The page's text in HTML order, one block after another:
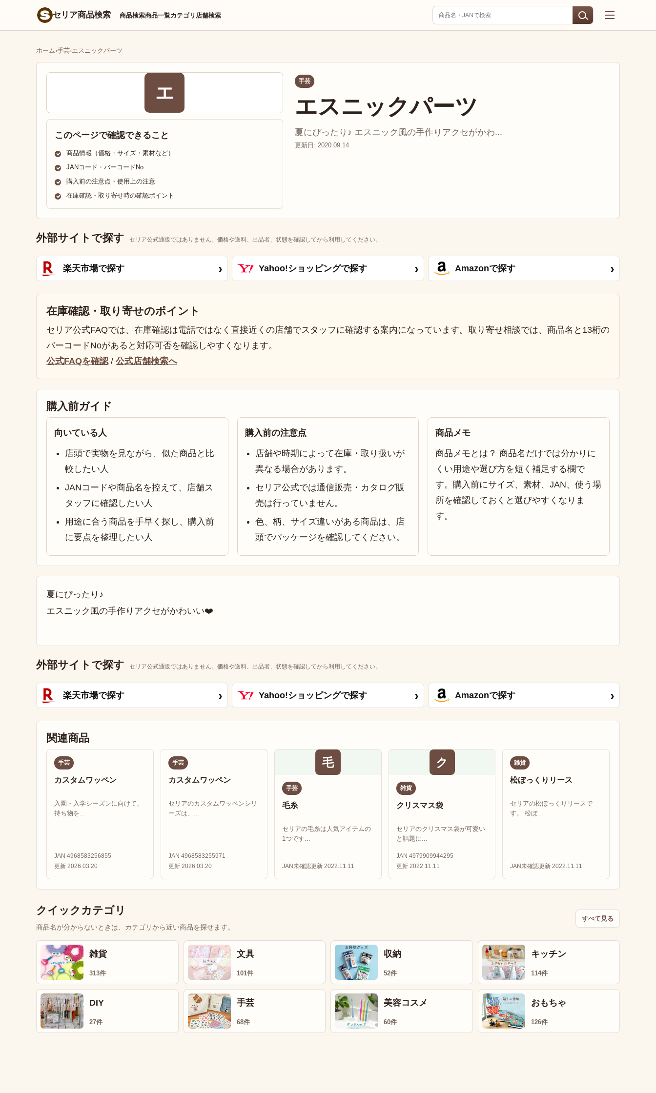
セリア商品検索 商品検索商品一覧カテゴリ 店舗検索
ホーム›手芸›エスニックパーツ
エ
このページで確認できること
商品情報（価格・サイズ・素材など）
JANコード・バーコードNo
購入前の注意点・使用上の注意
在庫確認・取り寄せ時の確認ポイント
手芸
エスニックパーツ
夏にぴったり♪ エスニック風の手作りアクセがかわ...
更新日: 2020.09.14
外部サイトで探す セリア公式通販ではありません。価格や送料、出品者、状態を確認してから利用してください。
楽天市場で探す › Yahoo!ショッピングで探す › Amazonで探す ›
在庫確認・取り寄せのポイント
セリア公式FAQでは、在庫確認は電話ではなく直接近くの店舗でスタッフに確認する案内になっています。取り寄せ相談では、商品名と13桁の
バーコードNoがあると対応可否を確認しやすくなります。
公式FAQを確認/ 公式店舗検索へ
購入前ガイド
向いている人
店頭で実物を見ながら、似た商品と比
較したい人
JANコードや商品名を控えて、店舗ス
タッフに確認したい人
用途に合う商品を手早く探し、購入前
に要点を整理したい人
購入前の注意点
店舗や時期によって在庫・取り扱いが
異なる場合があります。
セリア公式では通信販売・カタログ販
売は行っていません。
色、柄、サイズ違いがある商品は、店
頭でパッケージを確認してください。
商品メモ
商品メモとは？ 商品名だけでは分かりに
くい用途や選び方を短く補足する欄で
す。購入前にサイズ、素材、JAN、使う場
所を確認しておくと選びやすくなりま
す。
夏にぴったり♪
エスニック風の手作りアクセがかわいい❤️
外部サイトで探す セリア公式通販ではありません。価格や送料、出品者、状態を確認してから利用してください。
楽天市場で探す › Yahoo!ショッピングで探す › Amazonで探す ›
関連商品
手芸
カスタムワッペン
入園・入学シーズンに向けて、
持ち物を...
JAN 4968583256855
更新 2026.03.20
手芸
カスタムワッペン
セリアのカスタムワッペンシリ
ーズは、...
JAN 4968583255971
更新 2026.03.20
毛
手芸
毛糸
セリアの毛糸は人気アイテムの
1つです...
JAN未確認更新 2022.11.11
ク
雑貨
クリスマス袋
セリアのクリスマス袋が可愛い
と話題に...
JAN 4979909944295
更新 2022.11.11
雑貨
松ぼっくりリース
セリアの松ぼっくりリースで
す。 松ぼ...
JAN未確認更新 2022.11.11
クイックカテゴリ
商品名が分からないときは、カテゴリから近い商品を探せます。
すべて見る
雑貨
313件
文具
101件
収納
52件
キッチン
114件
DIY
27件
手芸
68件
美容コスメ
60件
おもちゃ
126件